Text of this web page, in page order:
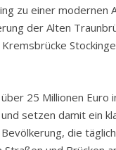
zu einer modernen
der Alten
25 Millionen Euro
setzen damit ein
die